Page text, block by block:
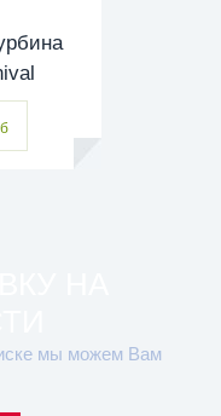
мы можем Вам